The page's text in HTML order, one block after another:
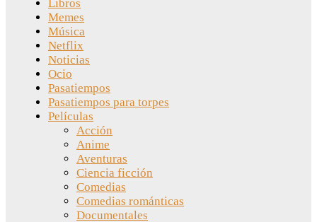
Libros
Memes
Música
Netflix
Noticias
Ocio
Pasatiempos
Pasatiempos para torpes
Películas
Acción
Anime
Aventuras
Ciencia ficción
Comedias
Comedias románticas
Documentales